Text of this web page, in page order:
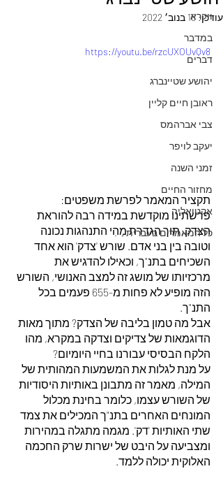
ויקרא
במדבר
דברים
יהושע שטיינברג
ראובן חיים קליין
צבי אברהמס
יעקב לויפר
זמני השנה
מחזור החיים
אקטואליה
כל המאמרים בעברית
עודכן:18 בנוב׳ 2022
https://youtu.be/rzcUXOUvQv8
תקציר המאמר לפרשת משפטים:
פרשתינו מוקדשת במידה רבה להוראת
הצדק, תוך הגדרת מַהִי התנהגות נכונה
וטובה בין בני אדם. שורש 'צדק' הוא אחד
השכיחים בתנ"ך, וכאילו להדגיש את
מרכזיותו של מושג זה למצב האנושי, השורש
הזה מופיע לא פחות מ-655 פעמים בכל
התנ"ך.
אבל מה טמון בליבה של הצדק? מתוך מאות
הדוגמאות של צדיקים וצדקה במקרא, מהו
הלקח הבסיסי עבורנו בחיי היומיום?
על מנת לגלות את המשמעות המהותית של
המילה, מאמר זה מתבונן באותיות היסודיות
של השורש עצמו, כלומר בחינת מכלול
המונחים האחרים בתנ"ך המכילים את צמד
שתי האותיות 'דק'. מגמה מתגלה במהירות
ומצביעה על היבט של ישרות שרק החכמה
האלוקית יכולה ללמד.